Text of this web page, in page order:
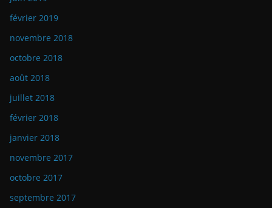
février 2019
novembre 2018
octobre 2018
août 2018
juillet 2018
février 2018
janvier 2018
novembre 2017
octobre 2017
septembre 2017